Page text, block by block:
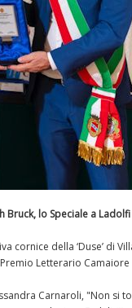
Bruck, lo Speciale a Ladolfi
cornice della ‘Duse’ di
Letterario
Carnaroli, "Non si